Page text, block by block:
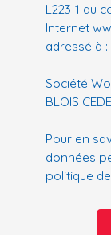
L223-1 du
Internet
adressé à :
Société
BLOIS
Pour en
données
politique